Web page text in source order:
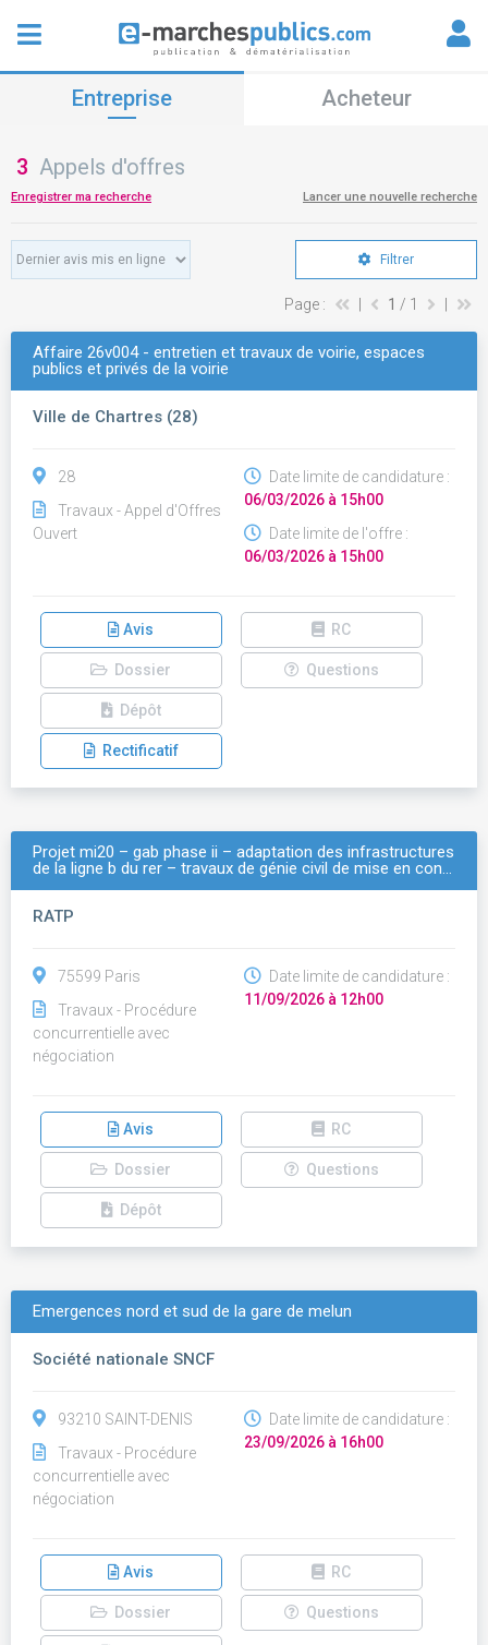
Entreprise Acheteur
3 Appels d'offres
Enregistrer ma recherche Lancer une nouvelle recherche
Filtrer
Page : 1 / 1
Affaire 26v004 - entretien et travaux de voirie, espaces
publics et privés de la voirie
Ville de Chartres (28)
28
Travaux - Appel d'Offres
Ouvert
Date limite de candidature :
06/03/2026 à 15h00
Date limite de l'offre :
06/03/2026 à 15h00
Avis RC
Dossier Questions
Dépôt
Rectificatif
Projet mi20 – gab phase ii – adaptation des infrastructures
de la ligne b du rer – travaux de génie civil de mise en con…
RATP
75599 Paris
Travaux - Procédure
concurrentielle avec
négociation
Date limite de candidature :
11/09/2026 à 12h00
Avis RC
Dossier Questions
Dépôt
Emergences nord et sud de la gare de melun
Société nationale SNCF
93210 SAINT-DENIS
Travaux - Procédure
concurrentielle avec
négociation
Date limite de candidature :
23/09/2026 à 16h00
Avis RC
Dossier Questions